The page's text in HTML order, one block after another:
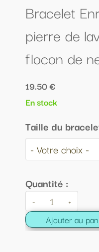
Bracelet
pierre de
flocon de
19.50 €
En stock
Taille du
Quantité :
- +
Ajouter au